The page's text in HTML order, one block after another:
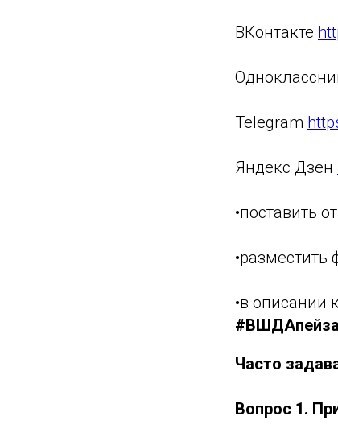
ВКонтакте
Telegram
Яндекс Дзен
•поставить
•в описании
Часто
Вопрос 1.